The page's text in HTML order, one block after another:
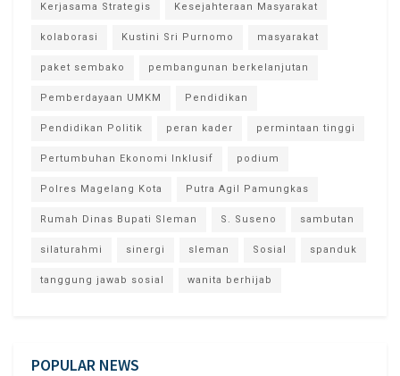
Kerjasama Strategis Kesejahteraan Masyarakat
kolaborasi Kustini Sri Purnomo masyarakat
paket sembako pembangunan berkelanjutan
Pemberdayaan UMKM Pendidikan
Pendidikan Politik peran kader permintaan tinggi
Pertumbuhan Ekonomi Inklusif podium
Polres Magelang Kota Putra Agil Pamungkas
Rumah Dinas Bupati Sleman S. Suseno sambutan
silaturahmi sinergi sleman Sosial spanduk
tanggung jawab sosial wanita berhijab
POPULAR NEWS